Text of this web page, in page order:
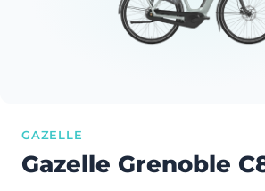
GAZELLE
Gazelle Grenoble